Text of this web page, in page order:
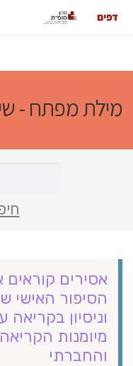
מילת מפתח -
אסירים
הסיפור האישי
וניסיון
מיומנות
והחברתי